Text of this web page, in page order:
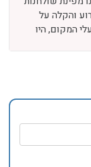
והקלה על
המקום, היו